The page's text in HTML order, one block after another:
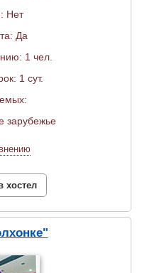
Нет
Да
1 чел.
1 сут.
зарубежье
хостел